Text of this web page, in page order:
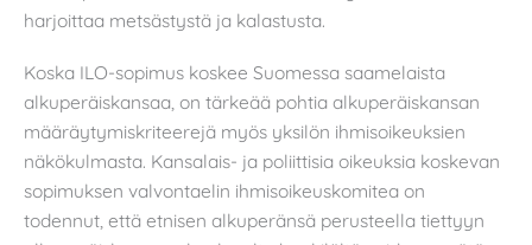
harjoittaa metsästystä ja kalastusta.
Koska ILO-sopimus koskee Suomessa saamelaista
alkuperäiskansaa, on tärkeää pohtia alkuperäiskansan
määräytymiskriteerejä myös yksilön ihmisoikeuksien
näkökulmasta. Kansalais- ja poliittisia oikeuksia koskevan
sopimuksen valvontaelin ihmisoikeuskomitea on
todennut, että etnisen alkuperänsä perusteella tiettyyn